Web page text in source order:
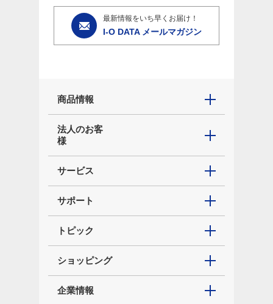
最新情報をいち早くお届け！
I-O DATA メールマガジン
商品情報
法人のお客
様
サービス
サポート
トピック
ショッピング
企業情報